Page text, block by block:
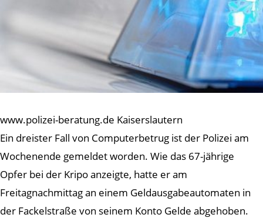
www.polizei-beratung.de Kaiserslautern
Ein dreister Fall von Computerbetrug ist der Polizei am
Wochenende gemeldet worden. Wie das 67-jährige
Opfer bei der Kripo anzeigte, hatte er am
Freitagnachmittag an einem Geldausgabeautomaten in
der Fackelstraße von seinem Konto Gelde abgehoben.